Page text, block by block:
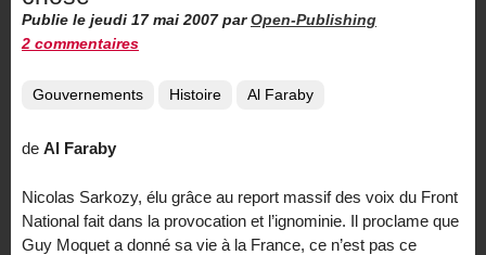
Publie le jeudi 17 mai 2007par Open-Publishing
2 commentaires
Gouvernements Histoire Al Faraby
de Al Faraby
Nicolas Sarkozy, élu grâce au report massif des voix du Front
National fait dans la provocation et l’ignominie. Il proclame que
Guy Moquet a donné sa vie à la France, ce n’est pas ce